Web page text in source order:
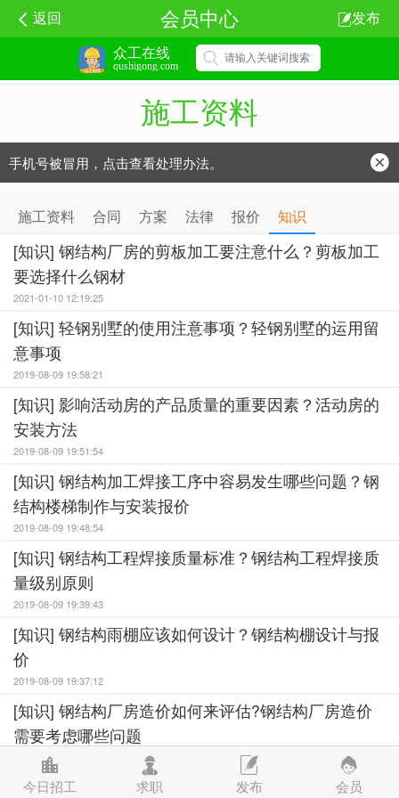
众工在线
qushigong.com
返回 会员中心 发布
施工资料
手机号被冒用，点击查看处理办法。
防骗常识：学会这些不上当？
施工资料 合同 方案 法律 报价 知识
[知识] 钢结构厂房的剪板加工要注意什么？剪板加工
要选择什么钢材
2021-01-10 12:19:25
[知识] 轻钢别墅的使用注意事项？轻钢别墅的运用留
意事项
2019-08-09 19:58:21
[知识] 影响活动房的产品质量的重要因素？活动房的
安装方法
2019-08-09 19:51:54
[知识] 钢结构加工焊接工序中容易发生哪些问题？钢
结构楼梯制作与安装报价
2019-08-09 19:48:54
[知识] 钢结构工程焊接质量标准？钢结构工程焊接质
量级别原则
2019-08-09 19:39:43
[知识] 钢结构雨棚应该如何设计？钢结构棚设计与报
价
2019-08-09 19:37:12
[知识] 钢结构厂房造价如何来评估?钢结构厂房造价
需要考虑哪些问题
2019-08-09 19:30:56
[知识] 钢结构安全施工要点？钢结构工程施工都要注
今日招工 求职 发布 会员